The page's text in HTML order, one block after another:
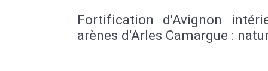
Fortification d'Avignon
arènes d'Arles Camargue :